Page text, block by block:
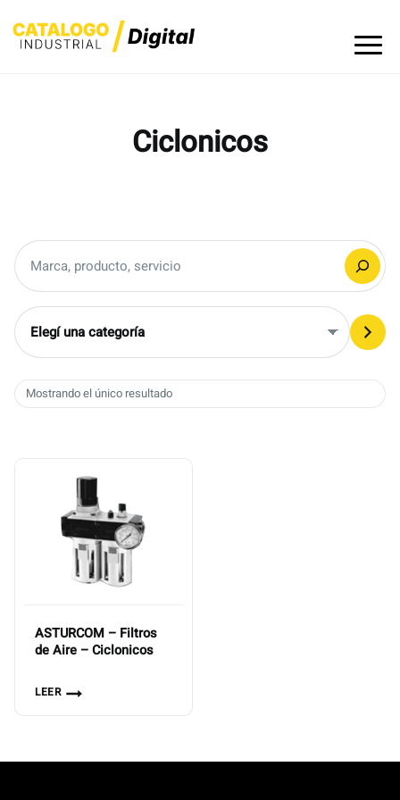
to
Ciclonicos
Mostrando el único resultado
ASTURCOM – Filtros
de Aire – Ciclonicos
LEER
Elegí
una
categoría